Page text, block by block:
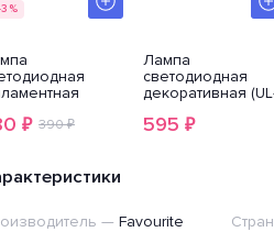
золотая
₽ 390 ₽
Лампа
светодиодная
декоративная
6W матовая LED-
595 ₽
— Favourite